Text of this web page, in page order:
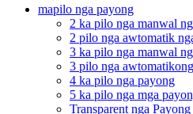
mapilo nga payong
2 ka pilo nga manwal
2 pilo nga awtomatik
3 ka pilo nga manwal
3 pilo nga
4 ka pilo nga payong
5 ka pilo nga mga
Transparent nga Payong